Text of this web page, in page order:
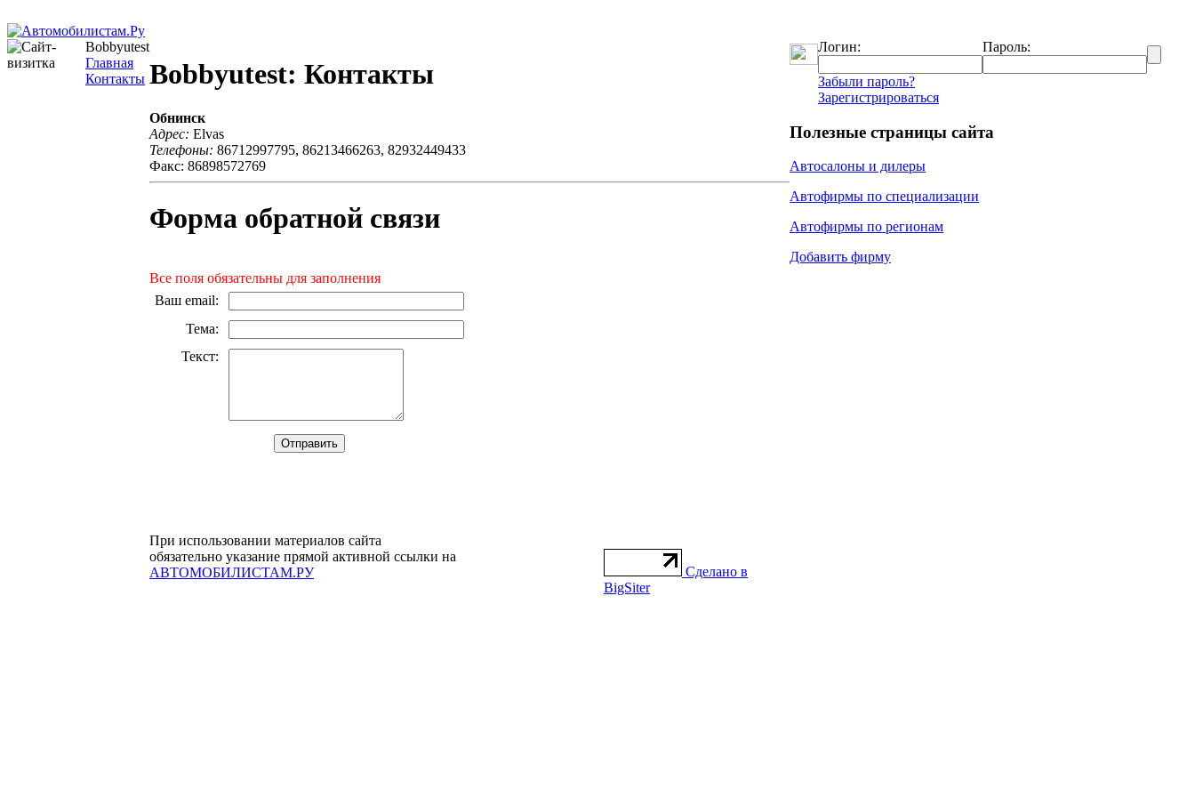
Bobbyutest
Главная
Контакты Bobbyutest: Контакты
Обнинск
Адрес: Elvas
Телефоны: 86712997795, 86213466263, 82932449433
Факс: 86898572769
Форма обратной связи
Все поля обязательны для заполнения
Ваш email:
Тема:
Текст:
При использовании материалов сайта
обязательно указание прямой активной ссылки на
АВТОМОБИЛИСТАМ.РУ
Сделано в
BigSiter
Логин: Пароль:
Забыли пароль?
Зарегистрироваться
Полезные страницы сайта
Автосалоны и дилеры
Автофирмы по специализации
Автофирмы по регионам
Добавить фирму